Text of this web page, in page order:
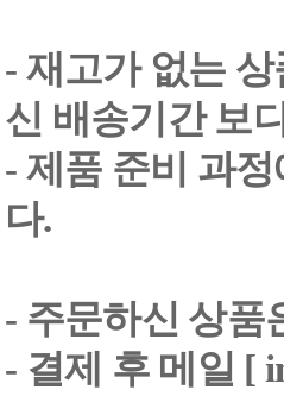
- 재고가 없는
신 배송기간 보
- 제품 준비 과
다.
- 주문하신 상품
- 결제 후 메일 [